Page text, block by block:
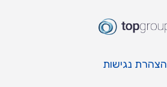
הצהרת נגישות